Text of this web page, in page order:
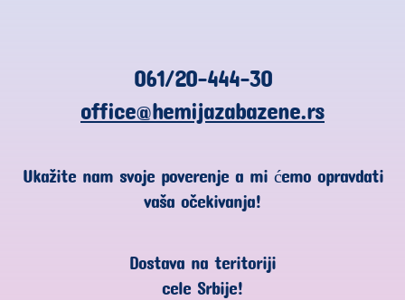
061/20-444-30
office@hemijazabazene.rs
Ukažite nam svoje poverenje a mi ćemo opravdati
vaša očekivanja!
Dostava na teritoriji
cele Srbije!